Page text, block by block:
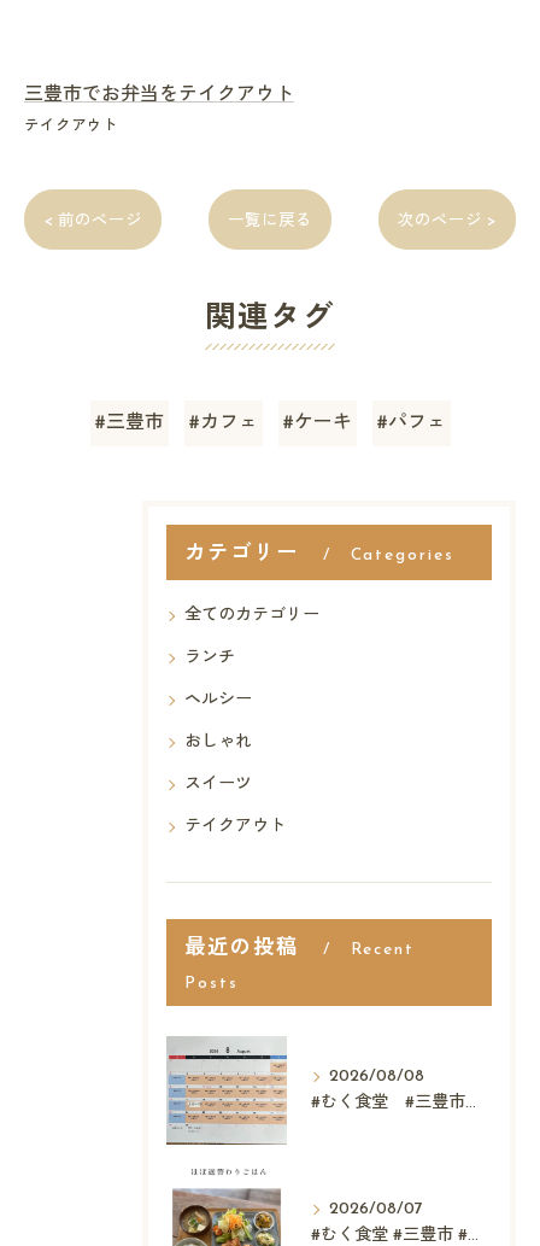
三豊市でお弁当をテイクアウト
テイクアウト
< 前のページ 一覧に戻る 次のページ >
関連タグ
#三豊市 #カフェ #ケーキ #パフェ
カテゴリー Categories
全てのカテゴリー
ランチ
ヘルシー
おしゃれ
スイーツ
テイクアウト
最近の投稿 Recent
Posts
2026/08/08
#むく食堂 #三豊市 #レストラン #ランチ #スウィーツ
2026/08/07
#むく食堂 #三豊市 #レストラン #テイクアウト #父...